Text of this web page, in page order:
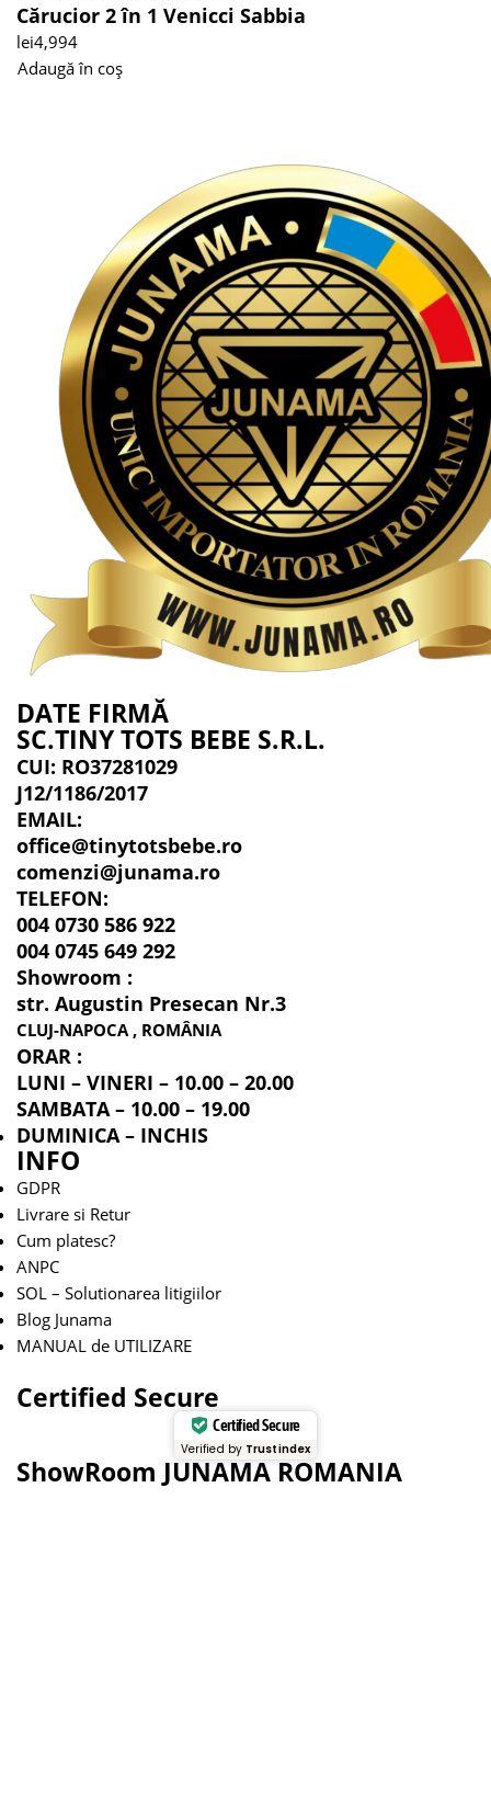
Cărucior 2 în 1 Venicci Sabbia
lei4,994
Adaugă în coș
DATE FIRMĂ
SC.TINY TOTS BEBE S.R.L.
CUI: RO37281029
J12/1186/2017
EMAIL:
office@tinytotsbebe.ro
comenzi@junama.ro
TELEFON:
004 0730 586 922
004 0745 649 292
Showroom :
str. Augustin Presecan Nr.3
CLUJ-NAPOCA , ROMÂNIA
ORAR :
LUNI – VINERI – 10.00 – 20.00
SAMBATA – 10.00 – 19.00
DUMINICA – INCHIS
INFO
GDPR
Livrare si Retur
Cum platesc?
ANPC
SOL – Solutionarea litigiilor
Blog Junama
MANUAL de UTILIZARE
Certified Secure
Certified Secure
Verified by Trustindex
ShowRoom JUNAMA ROMANIA